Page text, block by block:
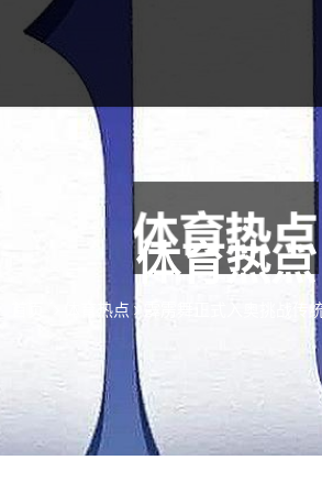
体育热点
体育热点 霹雳舞正式入奥挑战传